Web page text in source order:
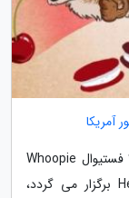
فستیوال Whoopie Pie، پنسیلوانیا5 سپتامبر 2015 فستیوال Whoopie
Pie که تقریبا در اطراف اقامتگاه Hershey Farm برگزار می گردد،